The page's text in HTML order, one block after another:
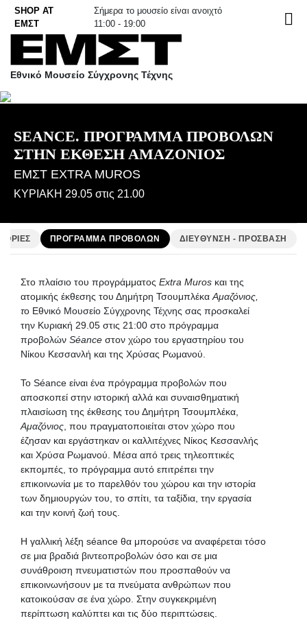
Skip
content
SHOP AT
ΕΜΣΤ
Σήμερα το μουσείο είναι ανοιχτό
11:00 - 19:00
EN
Εθνικό Μουσείο Σύγχρονης Τέχνης
SEANCE. ΠΡΟΓΡΑΜΜΑ ΠΡΟΒΟΛΩΝ
ΣΤΗΝ ΕΚΘΕΣΗ ΑΜΑΖΟΝΙΟΣ
ΕΜΣΤ EXTRA MUROS
ΚΥΡΙΑΚΗ 29.05 στις 21.00
ΠΡΟΓΡΑΜΜΑ ΠΡΟΒΟΛΩΝ ΔΙΕΥΘΥΝΣΗ - ΠΡΟΣΒΑΣΗ
Στο πλαίσιο του προγράμματος Extra Muros και της
ατομικής έκθεσης του Δημήτρη Τσουμπλέκα Αμαζόνιος,
το Εθνικό Μουσείο Σύγχρονης Τέχνης σας προσκαλεί
την Κυριακή 29.05 στις 21:00 στο πρόγραμμα
προβολών Séance στον χώρο του εργαστηρίου του
Νίκου Κεσσανλή και της Χρύσας Ρωμανού.
Το Séance είναι ένα πρόγραμμα προβολών που
αποσκοπεί στην ιστορική αλλά και συναισθηματική
πλαισίωση της έκθεσης του Δημήτρη Τσουμπλέκα,
Αμαζόνιος , που πραγματοποιείται στον χώρο που
έζησαν και εργάστηκαν οι καλλιτέχνες Νίκος Κεσσανλής
και Χρύσα Ρωμανού. Μέσα από τρεις τηλεοπτικές
εκπομπές, το πρόγραμμα αυτό επιτρέπει την
επικοινωνία με το παρελθόν του χώρου και την ιστορία
των δημιουργών του, το σπίτι, τα ταξίδια, την εργασία
και την κοινή ζωή τους.
Η γαλλική λέξη séance θα μπορούσε να αναφέρεται τόσο
σε μια βραδιά βιντεοπροβολών όσο και σε μια
συνάθροιση πνευματιστών που προσπαθούν να
επικοινωνήσουν με τα πνεύματα ανθρώπων που
κατοικούσαν σε ένα χώρο. Στην συγκεκριμένη
περίπτωση καλύπτει και τις δύο περιπτώσεις.